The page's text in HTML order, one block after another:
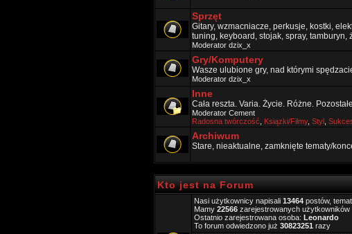
Sprzęt
Gitary, wzmacniacze, perkusje, kostki,
tuning, keyboard, stojak, spray, tamburyn,
Moderator dzix_x
Gry/Komputery
Wasze ulubione gry, nad którymi
Moderator dzix_x
Inne
Cała reszta. Varia. Życie. Różne.
Moderator Cement
Radosna twórczość
Ksiązki/Filmy, Styl
Archiwum
Stare, nieaktualne, zamknięte tematy/
Kto jest na Forum
Nasi użytkownicy napisali 13464 postów,
Mamy 22566 zarejestrowanych użytkowników
Ostatnio zarejestrowana osoba: Leonardo
To forum odwiedzono już 30823251 razy